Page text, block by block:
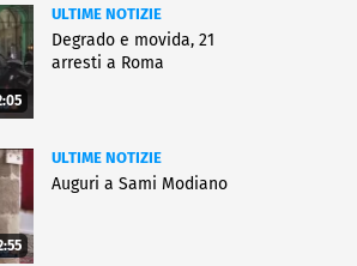
ULTIME NOTIZIE
Degrado e movida, 21
arresti a Roma
ULTIME NOTIZIE
Auguri a Sami Modiano